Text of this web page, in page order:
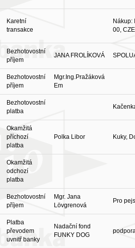
Karetní
transakce
Nákup:
00,
Bezhotovostní
příjem
JANA FROLÍKOVÁ
Bezhotovostní
příjem
Mgr.Ing.Pražáková
Em
Bezhotovostní
platba
Okamžitá
příchozí
platba
Polka Libor Kuky,
Okamžitá
odchozí
platba
Bezhotovostní
příjem
Mgr. Jana
Lövgrenová
Pro
Platba
převodem
uvnitř banky
Nadační fond
FUNKY DOG